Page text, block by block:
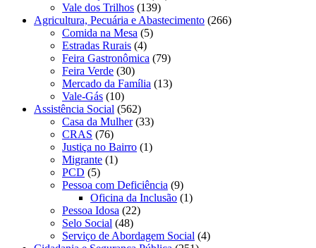
Vale dos Trilhos (139)
Agricultura, Pecuária e Abastecimento (266)
Comida na Mesa (5)
Estradas Rurais (4)
Feira Gastronômica (79)
Feira Verde (30)
Mercado da Família (13)
Vale-Gás (10)
Assistência Social (562)
Casa da Mulher(33)
CRAS (76)
Justiça no Bairro (1)
Migrante (1)
PCD (5)
Pessoa com Deficiência (9)
Oficina da Inclusão (1)
Pessoa Idosa (22)
Selo Social (48)
Serviço de Abordagem Social (4)